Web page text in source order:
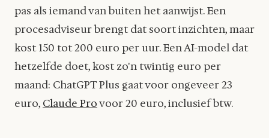
pas als iemand van buiten het aanwijst. Een
procesadviseur brengt dat soort inzichten, maar
kost 150 tot 200 euro per uur. Een AI-model dat
hetzelfde doet, kost zo'n twintig euro per
maand: ChatGPT Plus gaat voor ongeveer 23
euro, Claude Provoor 20 euro, inclusief btw.